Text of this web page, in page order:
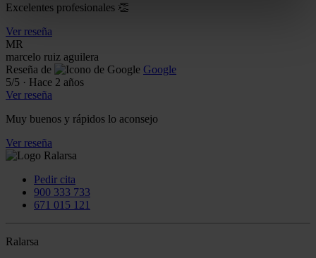
Excelentes profesionales 👏
Ver reseña
MR
marcelo ruiz aguilera
Reseña de
Google
5/5 · Hace 2 años
Ver reseña
Muy buenos y rápidos lo aconsejo
Ver reseña
Pedir cita
900 333 733
671 015 121
Ralarsa